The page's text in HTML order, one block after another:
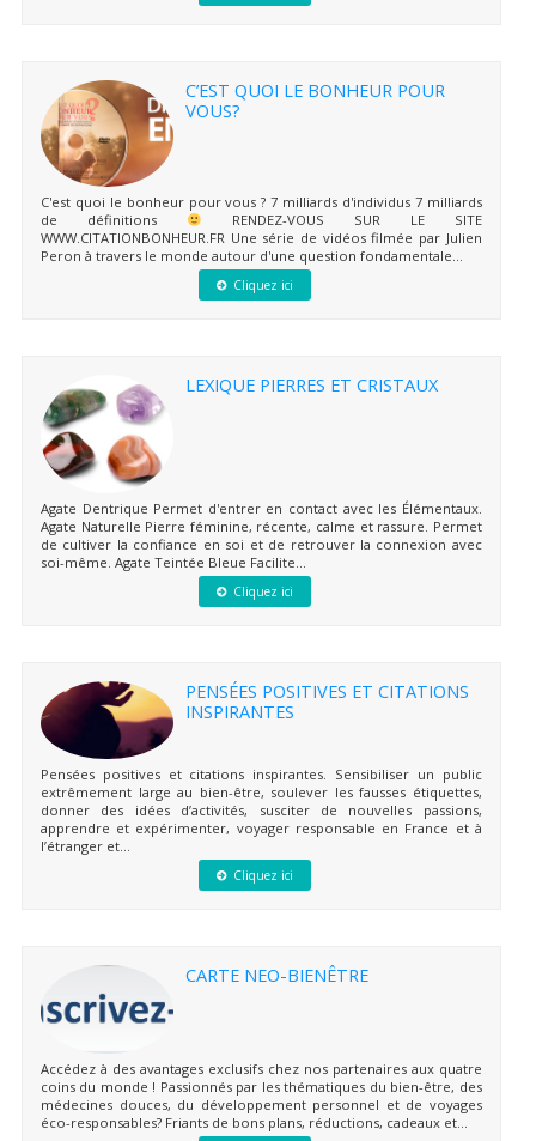
C’EST QUOI LE BONHEUR POUR
VOUS?
C'est quoi le bonheur pour vous ? 7 milliards d'individus 7 milliards
de définitions
RENDEZ-VOUS SUR LE SITE
WWW.CITATIONBONHEUR.FR Une série de vidéos filmée par Julien
Peron à travers le monde autour d'une question fondamentale...
Cliquez ici
LEXIQUE PIERRES ET CRISTAUX
Agate Dentrique Permet d'entrer en contact avec les Élémentaux.
Agate Naturelle Pierre féminine, récente, calme et rassure. Permet
de cultiver la confiance en soi et de retrouver la connexion avec
soi-même. Agate Teintée Bleue Facilite...
Cliquez ici
PENSÉES POSITIVES ET CITATIONS
INSPIRANTES
Pensées positives et citations inspirantes. Sensibiliser un public
extrêmement large au bien-être, soulever les fausses étiquettes,
donner des idées d’activités, susciter de nouvelles passions,
apprendre et expérimenter, voyager responsable en France et à
l’étranger et...
Cliquez ici
CARTE NEO-BIENÊTRE
Accédez à des avantages exclusifs chez nos partenaires aux quatre
coins du monde ! Passionnés par les thématiques du bien-être, des
médecines douces, du développement personnel et de voyages
éco-responsables? Friants de bons plans, réductions, cadeaux et...